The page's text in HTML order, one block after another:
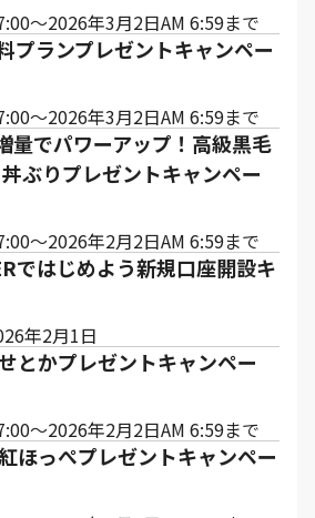
～2026年3月2日AM 6:59まで
ランプレゼントキャンペー
～2026年3月2日AM 6:59まで
量でパワーアップ！高級黒毛
ぶりプレゼントキャンペー
～2026年2月2日AM 6:59まで
ではじめよう新規口座開設キ
年2月1日
とかプレゼントキャンペー
～2026年2月2日AM 6:59まで
ほっぺプレゼントキャンペー